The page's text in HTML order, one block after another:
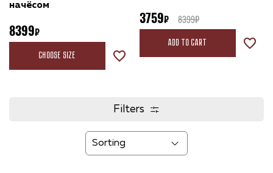
начёсом
8399
Choose size
3759 8399
Add to cart
Filters